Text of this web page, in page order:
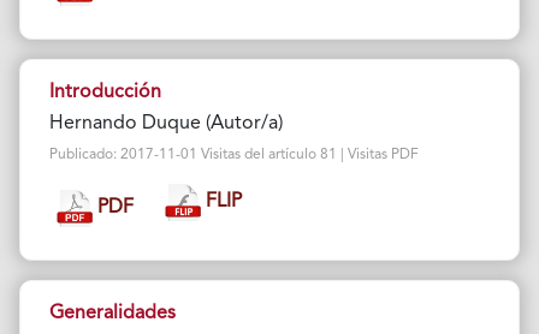
Introducción
Hernando Duque (Autor/a)
Publicado: 2017-11-01 Visitas del artículo 81 | Visitas PDF
PDF FLIP
Generalidades